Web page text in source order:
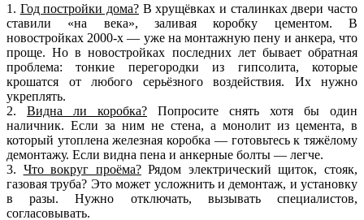
1. Год постройки дома? В хрущёвках и сталинках двери часто
ставили «на века», заливая коробку цементом. В
новостройках 2000-х — уже на монтажную пену и анкера, что
проще. Но в новостройках последних лет бывает обратная
проблема: тонкие перегородки из гипсолита, которые
крошатся от любого серьёзного воздействия. Их нужно
укреплять.
2. Видна ли коробка? Попросите снять хотя бы один
наличник. Если за ним не стена, а монолит из цемента, в
который утоплена железная коробка — готовьтесь к тяжёлому
демонтажу. Если видна пена и анкерные болты — легче.
3. Что вокруг проёма?Рядом электрический щиток, стояк,
газовая труба? Это может усложнить и демонтаж, и установку
в разы. Нужно отключать, вызывать специалистов,
согласовывать.